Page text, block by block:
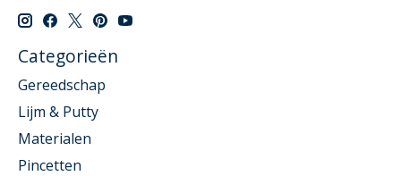
Categorieën
Gereedschap
Lijm & Putty
Materialen
Pincetten